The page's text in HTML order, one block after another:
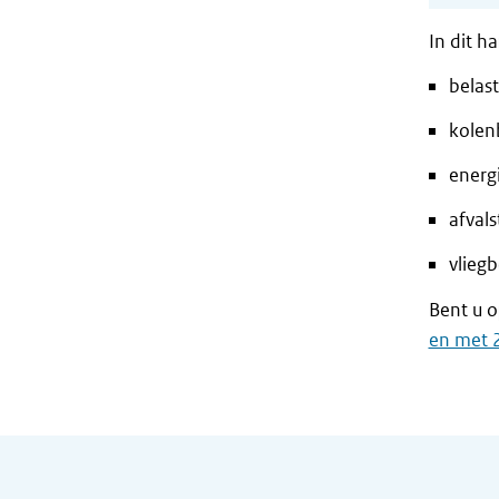
In dit
Bent u
en met